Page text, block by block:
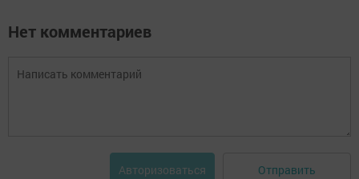
Нет комментариев
Авторизоваться Отправить